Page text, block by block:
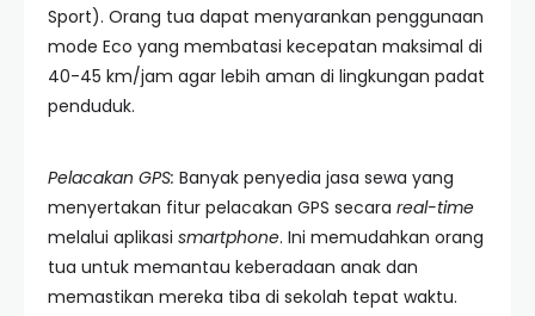
Sport). Orang tua dapat menyarankan penggunaan
mode Eco yang membatasi kecepatan maksimal di
40-45 km/jam agar lebih aman di lingkungan padat
penduduk.
Pelacakan GPS: Banyak penyedia jasa sewa yang
menyertakan fitur pelacakan GPS secara real-time
melalui aplikasi smartphone. Ini memudahkan orang
tua untuk memantau keberadaan anak dan
memastikan mereka tiba di sekolah tepat waktu.